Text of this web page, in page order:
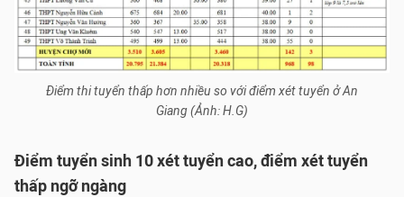
Điểm thi tuyển thấp hơn nhiều so với điểm xét tuyển ở An
Giang (Ảnh: H.G)
Điểm tuyển sinh 10 xét tuyển cao, điểm xét tuyển
thấp ngỡ ngàng